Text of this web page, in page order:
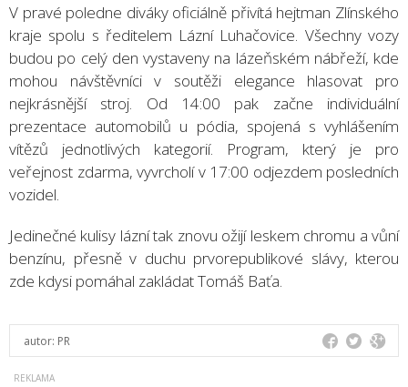
V pravé poledne diváky oficiálně přivítá hejtman Zlínského
kraje spolu s ředitelem Lázní Luhačovice. Všechny vozy
budou po celý den vystaveny na lázeňském nábřeží, kde
mohou návštěvníci v soutěži elegance hlasovat pro
nejkrásnější stroj. Od 14:00 pak začne individuální
prezentace automobilů u pódia, spojená s vyhlášením
vítězů jednotlivých kategorií. Program, který je pro
veřejnost zdarma, vyvrcholí v 17:00 odjezdem posledních
vozidel.
Jedinečné kulisy lázní tak znovu ožijí leskem chromu a vůní
benzínu, přesně v duchu prvorepublikové slávy, kterou
zde kdysi pomáhal zakládat Tomáš Baťa.
autor: PR